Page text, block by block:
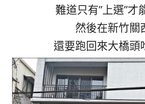
難道只有”上選”才
然後在新竹關
還要跑回來大橋頭